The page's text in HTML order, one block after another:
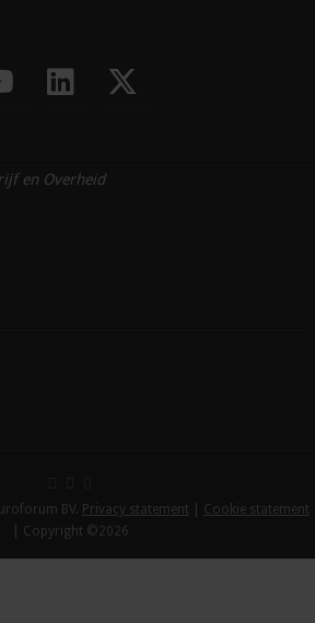
en Overheid
BV. Privacy statement
Cookie statement
| Copyright ©2026